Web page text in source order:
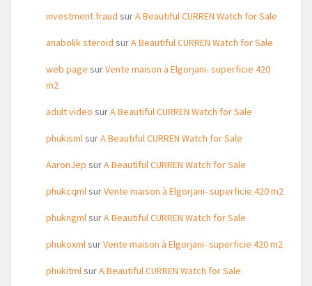
investment fraud surA Beautiful CURREN Watch for Sale
anabolik steroid surA Beautiful CURREN Watch for Sale
web page surVente maison à Elgorjani- superficie 420
m2
adult video surA Beautiful CURREN Watch for Sale
phukismlsurA Beautiful CURREN Watch for Sale
AaronJep surA Beautiful CURREN Watch for Sale
phukcqmlsurVente maison à Elgorjani- superficie 420 m2
phukngmlsurA Beautiful CURREN Watch for Sale
phukoxmlsurVente maison à Elgorjani- superficie 420 m2
phukitmlsurA Beautiful CURREN Watch for Sale